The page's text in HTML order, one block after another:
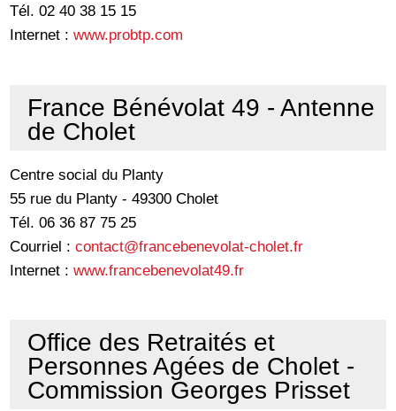
Tél. 02 40 38 15 15
Internet :www.probtp.com
France Bénévolat 49 - Antenne
de Cholet
Centre social du Planty
55 rue du Planty - 49300 Cholet
Tél. 06 36 87 75 25
Courriel :contact@francebenevolat-cholet.fr
Internet :www.francebenevolat49.fr
Office des Retraités et
Personnes Agées de Cholet -
Commission Georges Prisset